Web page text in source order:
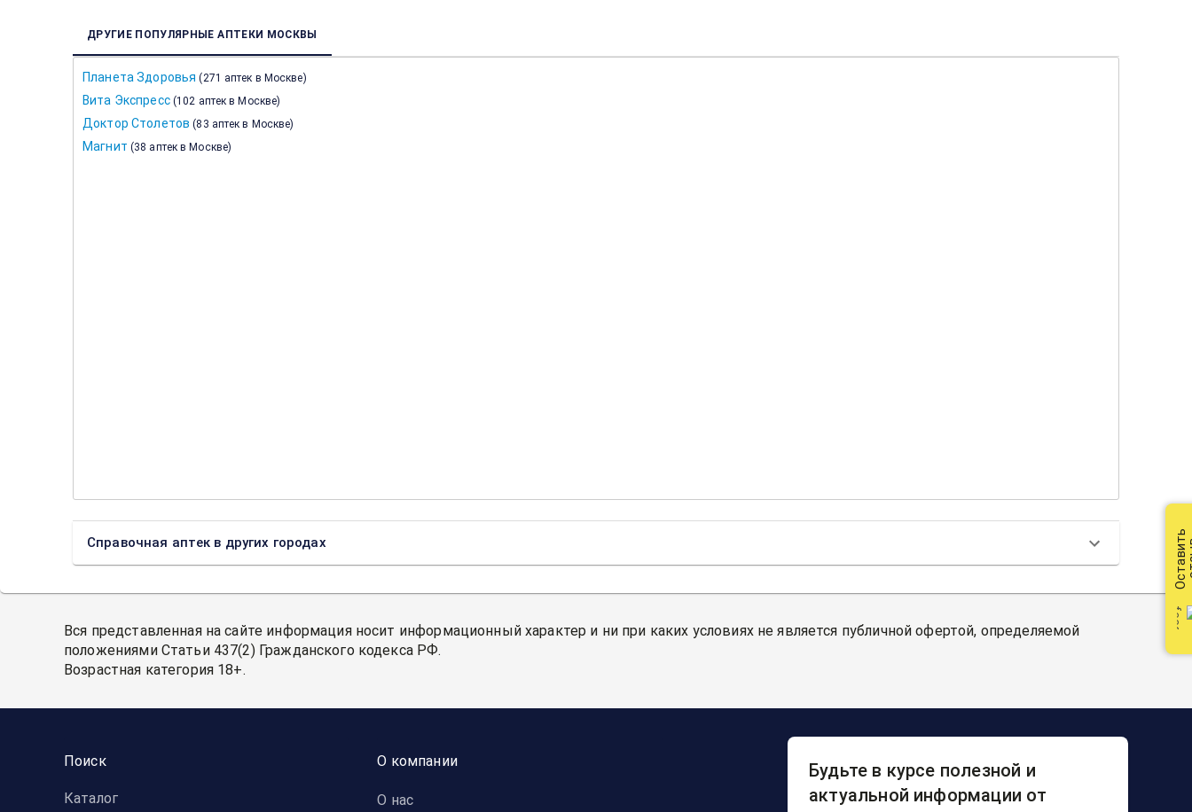
ДРУГИЕ ПОПУЛЯРНЫЕ АПТЕКИ МОСКВЫ
Планета Здоровья (271 аптек в Москве)
Вита Экспресс (102 аптек в Москве)
Доктор Столетов (83 аптек в Москве)
Магнит (38 аптек в Москве)
Справочная аптек в других городах
Вся представленная на сайте информация носит информационный характер и ни при каких условиях не является публичной офертой, определяемой
положениями Статьи 437(2) Гражданского кодекса РФ.
Возрастная категория 18+.
Поиск
Каталог
О компании
О нас
Будьте в курсе полезной и
актуальной информации от
Оставить